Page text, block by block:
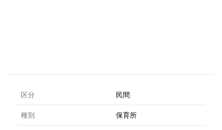
区分 民間
種別 保育所